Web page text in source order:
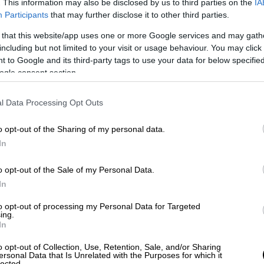
This information may also be disclosed by us to third parties on the
Participants that may further disclose it to other third parties.
that this website/app uses one or more Google services and may
but not limited to your visit or usage behaviour. You may
to Google and its third-party tags to use your data for below
consent section.
Data Processing Opt Outs
opt-out of the Sharing of my personal data.
opt-out of the Sale of my Personal Data.
opt-out of processing my Personal Data for Targeted
opt-out of Collection, Use, Retention, Sale, and/or Sharing
Data that Is Unrelated with the Purposes for which it
Πολιτική|25.06.2023 23:18
Στις 13.00 το μεσημέρι της
Δευτέρας η ορκωμοσία
Ελλάδα|25.06.2023 23:16
Συναγερμός στην Πυροσβεστική -
Εκκενώθηκε ξενοδοχείο